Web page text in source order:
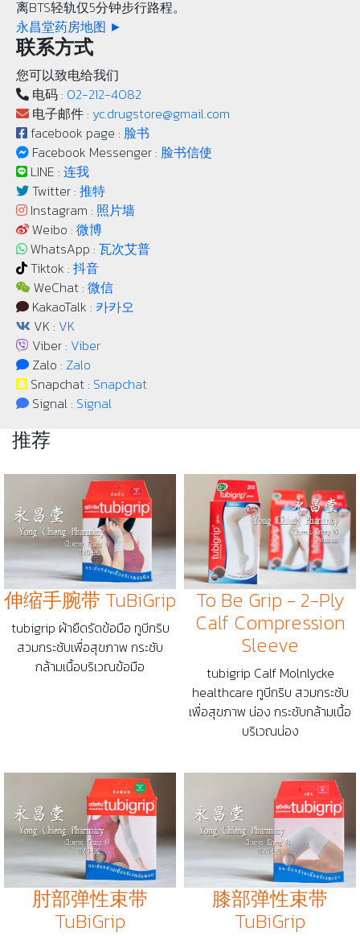
离BTS轻轨仅5分钟步行路程。
永昌堂药房地图 ►
联系方式
您可以致电给我们
电码 : 02-212-4082
电子邮件 : yc.drugstore@gmail.com
facebook page : 脸书
Facebook Messenger : 脸书信使
LINE : 连我
Twitter : 推特
Instagram : 照片墙
Weibo : 微博
WhatsApp : 瓦次艾普
Tiktok : 抖音
WeChat : 微信
KakaoTalk : 카카오
VK : VK
Viber : Viber
Zalo : Zalo
Snapchat : Snapchat
Signal : Signal
推荐
伸缩手腕带 TuBiGrip
tubigrip ผ้ายืดรัดข้อมือ ทูบีกริบ
สวมกระชับเพื่อสุขภาพ กระชับ
กล้ามเนื้อบริเวณข้อมือ
To Be Grip - 2-Ply
Calf Compression
Sleeve
tubigrip Calf Molnlycke
healthcare ทูบีกริบ สวมกระชับ
เพื่อสุขภาพ น่อง กระชับกล้ามเนื้อ
บริเวณน่อง
肘部弹性束带
TuBiGrip
膝部弹性束带
TuBiGrip